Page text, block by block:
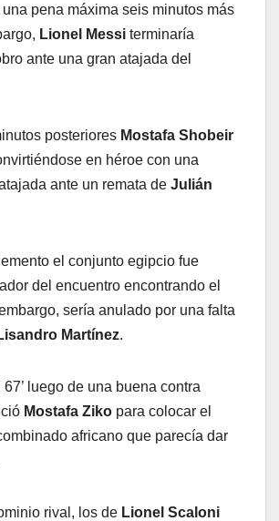
pena máxima seis minutos más
Lionel Messi terminaría
ante una gran atajada del
posteriores Mostafa Shobeir
en héroe con una
ante un remata de Julián
el conjunto egipcio fue
del encuentro encontrando el
sería anulado por una falta
Martínez.
luego de una buena contra
Mostafa Ziko para colocar el
africano que parecía dar
rival, los de Lionel Scaloni